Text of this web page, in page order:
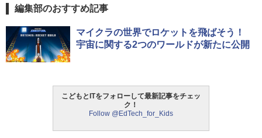
￥26,980
1
ThinkFun ボードゲーム 「サーキット・
メイズ」 配線回路をプログラミングする
日本語説明書付 8歳~ 76341 誕生日 クリ
編集部のおすすめ記事
マイクラの世界でロケットを飛ばそう！
宇宙に関する2つのワールドが新たに公開
こどもとITをフォローして最新記事をチェッ
ク！
Follow @EdTech_for_Kids